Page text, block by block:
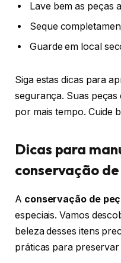
Lave bem as peças
Seque
Guarde em local
Siga estas dicas para
segurança. Suas
por mais tempo. Cuide
Dicas para
conservação
A conservação de
especiais. Vamos
beleza desses itens
práticas para